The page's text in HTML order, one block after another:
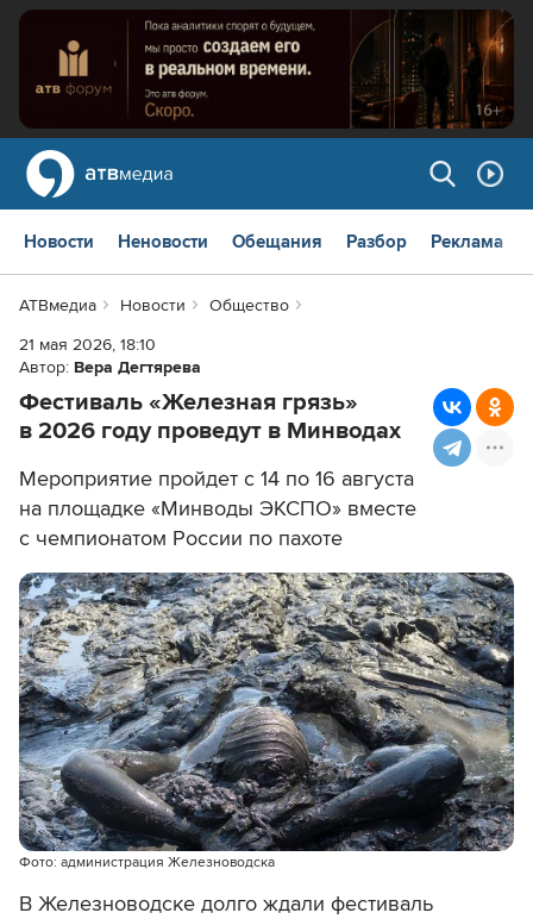
Новости Неновости Обещания Разбор Реклама
АТВмедиа Новости
Общество
21 мая 2026, 18:10
Автор: Вера Дегтярева
Фестиваль «Железная грязь»
в 2026 году проведут в Минводах
Мероприятие пройдет с 14 по 16 августа
на площадке «Минводы ЭКСПО» вместе
с чемпионатом России по пахоте
Фото: администрация Железноводска
В Железноводске долго ждали фестиваль